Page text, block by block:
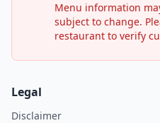
Menu information
subject to change.
restaurant to verify
Legal
Disclaimer